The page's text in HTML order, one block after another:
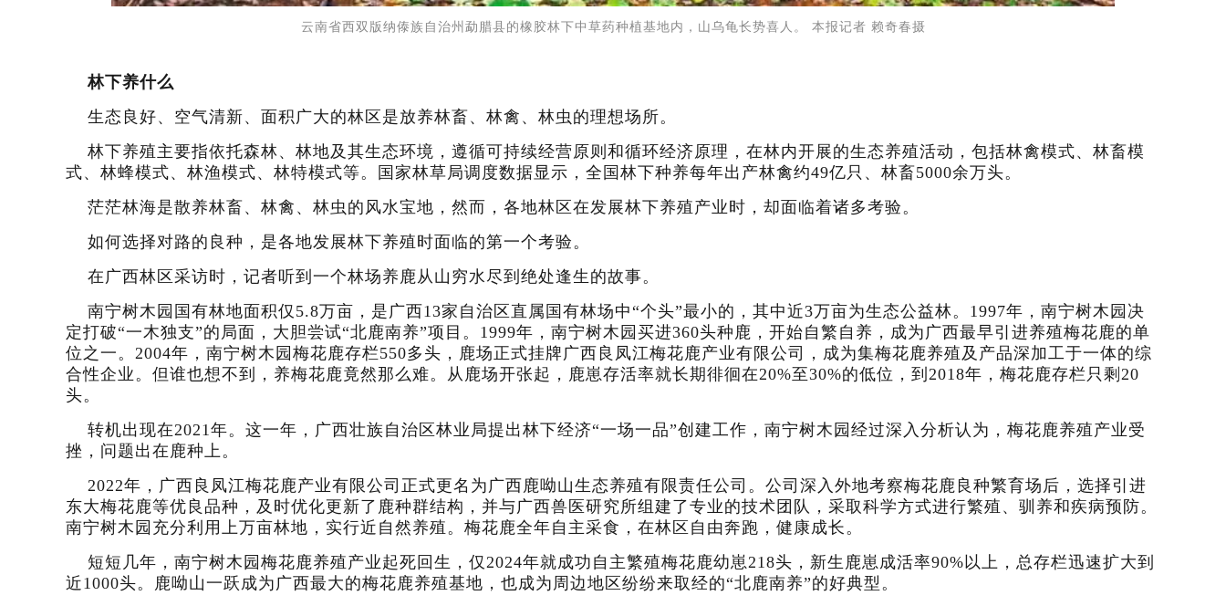
云南省西双版纳傣族自治州勐腊县的橡胶林下中草药种植基地内，山乌龟长势喜人。 本报记者 赖奇春摄
林下养什么
生态良好、空气清新、面积广大的林区是放养林畜、林禽、林虫的理想场所。
林下养殖主要指依托森林、林地及其生态环境，遵循可持续经营原则和循环经济原理，在林内开展的生态养殖活动，包括林禽模式、林畜模
式、林蜂模式、林渔模式、林特模式等。国家林草局调度数据显示，全国林下种养每年出产林禽约49亿只、林畜5000余万头。
茫茫林海是散养林畜、林禽、林虫的风水宝地，然而，各地林区在发展林下养殖产业时，却面临着诸多考验。
如何选择对路的良种，是各地发展林下养殖时面临的第一个考验。
在广西林区采访时，记者听到一个林场养鹿从山穷水尽到绝处逢生的故事。
南宁树木园国有林地面积仅5.8万亩，是广西13家自治区直属国有林场中“个头”最小的，其中近3万亩为生态公益林。1997年，南宁树木园决
定打破“一木独支”的局面，大胆尝试“北鹿南养”项目。1999年，南宁树木园买进360头种鹿，开始自繁自养，成为广西最早引进养殖梅花鹿的单
位之一。2004年，南宁树木园梅花鹿存栏550多头，鹿场正式挂牌广西良凤江梅花鹿产业有限公司，成为集梅花鹿养殖及产品深加工于一体的综
合性企业。但谁也想不到，养梅花鹿竟然那么难。从鹿场开张起，鹿崽存活率就长期徘徊在20%至30%的低位，到2018年，梅花鹿存栏只剩20
头。
转机出现在2021年。这一年，广西壮族自治区林业局提出林下经济“一场一品”创建工作，南宁树木园经过深入分析认为，梅花鹿养殖产业受
挫，问题出在鹿种上。
2022年，广西良凤江梅花鹿产业有限公司正式更名为广西鹿呦山生态养殖有限责任公司。公司深入外地考察梅花鹿良种繁育场后，选择引进
东大梅花鹿等优良品种，及时优化更新了鹿种群结构，并与广西兽医研究所组建了专业的技术团队，采取科学方式进行繁殖、驯养和疾病预防。
南宁树木园充分利用上万亩林地，实行近自然养殖。梅花鹿全年自主采食，在林区自由奔跑，健康成长。
短短几年，南宁树木园梅花鹿养殖产业起死回生，仅2024年就成功自主繁殖梅花鹿幼崽218头，新生鹿崽成活率90%以上，总存栏迅速扩大到
近1000头。鹿呦山一跃成为广西最大的梅花鹿养殖基地，也成为周边地区纷纷来取经的“北鹿南养”的好典型。